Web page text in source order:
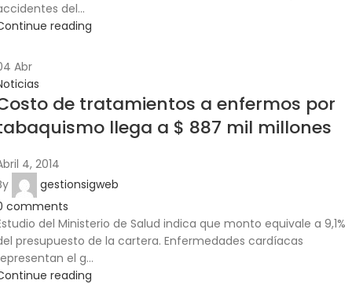
del...
reading
Abr
de tratamientos a enfermos por
llega a $ 887 mil millones
4, 2014
gestionsigweb
comments
del Ministerio de Salud indica que monto equivale a 9,1%
presupuesto de la cartera. Enfermedades cardíacas
el g...
reading